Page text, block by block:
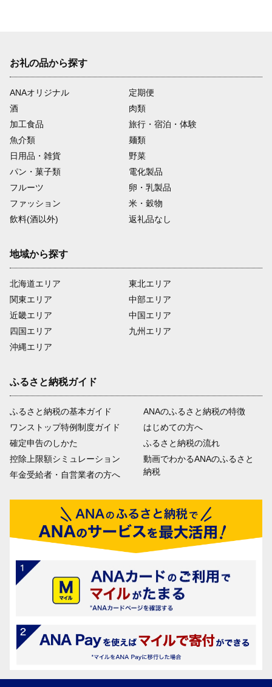
お礼の品から探す
ANAオリジナル
定期便
酒
肉類
加工食品
旅行・宿泊・体験
魚介類
麺類
日用品・雑貨
野菜
パン・菓子類
電化製品
フルーツ
卵・乳製品
ファッション
米・穀物
飲料(酒以外)
返礼品なし
地域から探す
北海道エリア
関東エリア
近畿エリア
四国エリア
沖縄エリア
東北エリア
中部エリア
中国エリア
九州エリア
ふるさと納税ガイド
ふるさと納税の基本ガイド
ワンストップ特例制度ガイド
確定申告のしかた
控除上限額シミュレーション
年金受給者・自営業者の方へ
ANAのふるさと納税の特徴
はじめての方へ
ふるさと納税の流れ
動画でわかるANAのふるさと
納税